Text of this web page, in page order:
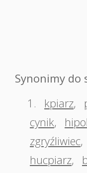
Synonimy do
1.
kpiarz,
cynik,
zgryźliwiec,
hucpiarz,